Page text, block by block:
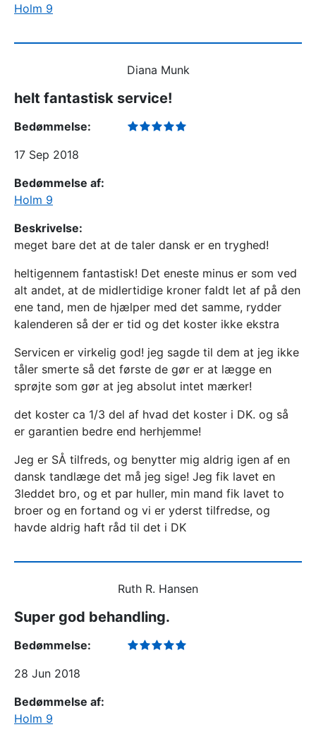
Holm 9
Diana Munk
helt fantastisk service!
Bedømmelse:
17 Sep 2018
Bedømmelse af:
Holm 9
Beskrivelse:
meget bare det at de taler dansk er en tryghed!
heltigennem fantastisk! Det eneste minus er som ved
alt andet, at de midlertidige kroner faldt let af på den
ene tand, men de hjælper med det samme, rydder
kalenderen så der er tid og det koster ikke ekstra
Servicen er virkelig god! jeg sagde til dem at jeg ikke
tåler smerte så det første de gør er at lægge en
sprøjte som gør at jeg absolut intet mærker!
det koster ca 1/3 del af hvad det koster i DK. og så
er garantien bedre end herhjemme!
Jeg er SÅ tilfreds, og benytter mig aldrig igen af en
dansk tandlæge det må jeg sige! Jeg fik lavet en
3leddet bro, og et par huller, min mand fik lavet to
broer og en fortand og vi er yderst tilfredse, og
havde aldrig haft råd til det i DK
Ruth R. Hansen
Super god behandling.
Bedømmelse:
28 Jun 2018
Bedømmelse af:
Holm 9